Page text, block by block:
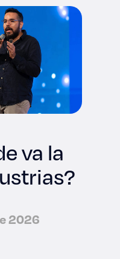
va la
2026